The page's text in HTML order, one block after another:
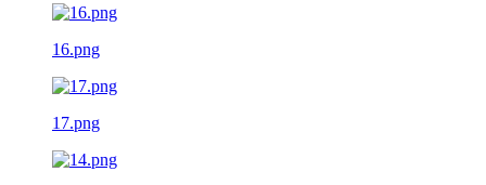
16.png
17.png